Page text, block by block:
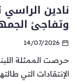
نادين
وتفاجئ
14/07/2026
حرصت الممثلة
الإنتقادات التي